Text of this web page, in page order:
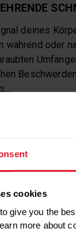
cookies
give you the
more about
deines
während oder
DAS